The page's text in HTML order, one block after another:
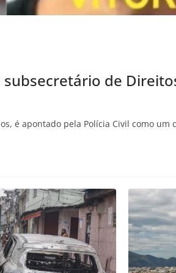
subsecretário de
é apontado pela Polícia Civil como